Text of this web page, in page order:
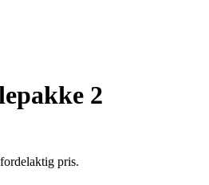
2
pris.